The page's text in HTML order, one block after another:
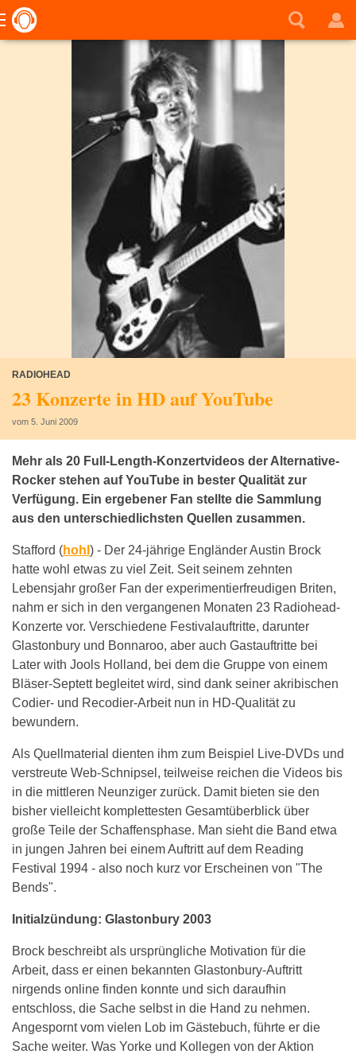
RADIOHEAD
23 Konzerte in HD auf YouTube
vom 5. Juni 2009
Mehr als 20 Full-Length-Konzertvideos der Alternative-
Rocker stehen auf YouTube in bester Qualität zur
Verfügung. Ein ergebener Fan stellte die Sammlung
aus den unterschiedlichsten Quellen zusammen.
Stafford (hohl ) - Der 24-jährige Engländer Austin Brock
hatte wohl etwas zu viel Zeit. Seit seinem zehnten
Lebensjahr großer Fan der experimentierfreudigen Briten,
nahm er sich in den vergangenen Monaten 23 Radiohead-
Konzerte vor. Verschiedene Festivalauftritte, darunter
Glastonbury und Bonnaroo, aber auch Gastauftritte bei
Later with Jools Holland, bei dem die Gruppe von einem
Bläser-Septett begleitet wird, sind dank seiner akribischen
Codier- und Recodier-Arbeit nun in HD-Qualität zu
bewundern.
Als Quellmaterial dienten ihm zum Beispiel Live-DVDs und
verstreute Web-Schnipsel, teilweise reichen die Videos bis
in die mittleren Neunziger zurück. Damit bieten sie den
bisher vielleicht komplettesten Gesamtüberblick über
große Teile der Schaffensphase. Man sieht die Band etwa
in jungen Jahren bei einem Auftritt auf dem Reading
Festival 1994 - also noch kurz vor Erscheinen von "The
Bends".
Initialzündung: Glastonbury 2003
Brock beschreibt als ursprüngliche Motivation für die
Arbeit, dass er einen bekannten Glastonbury-Auftritt
nirgends online finden konnte und sich daraufhin
entschloss, die Sache selbst in die Hand zu nehmen.
Angespornt vom vielen Lob im Gästebuch, führte er die
Sache weiter. Was Yorke und Kollegen von der Aktion